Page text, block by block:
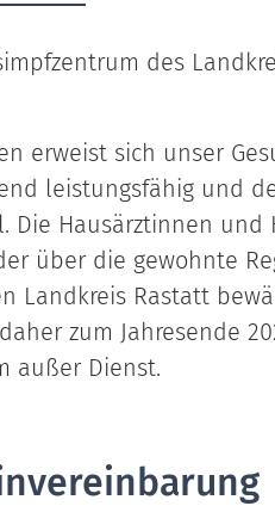
des
erweist sich unser
leistungsfähig und
Die Hausärztinnen und
über die gewohnte
Landkreis Rastatt
zum Jahresende
außer Dienst.